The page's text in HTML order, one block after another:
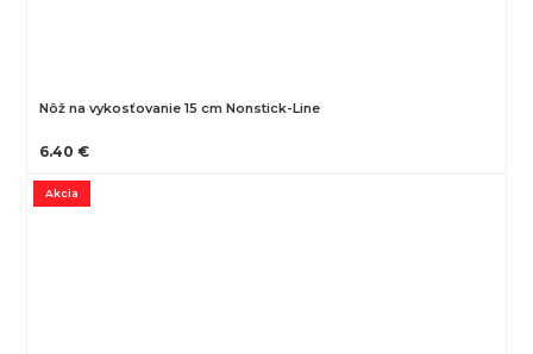
Nôž na vykosťovanie 15 cm Nonstick-Line
6.40 €
Akcia